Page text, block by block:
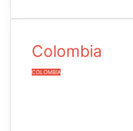
Colombia
COLOMBIA